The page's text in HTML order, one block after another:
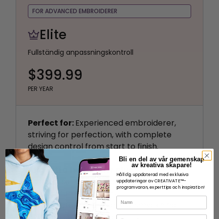
FOR ADVANCED EMBROIDERER
Elite
Fullständig anpassningskontroll
$399.99
PER YEAR
Perfect for:Experienced embroiderer,
striving for perfection, with complete
design control from start to finish.
------------------------
Alla Extra funktioner plus:
Digitalisering av Embroidery
Editor för Embroidery
Avancerat Embroidery Utsmyckning
Bli en del av vår gemenskap
av kreativa skapare!
Håll dig uppdaterad med exklusiva
uppdateringar av CREATIVATE™-
programvaran, experttips och inspiration!
Namn
E-post